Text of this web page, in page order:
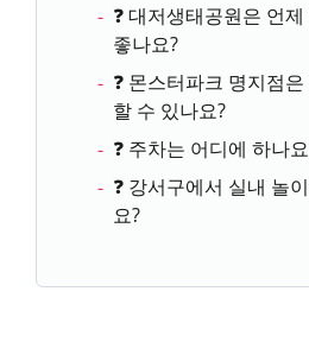
❓ 대저생태공원은 언
좋나요?
❓ 몬스터파크 명지점
할 수 있나요?
❓ 주차는 어디에 하나
❓ 강서구에서 실내 놀
요?